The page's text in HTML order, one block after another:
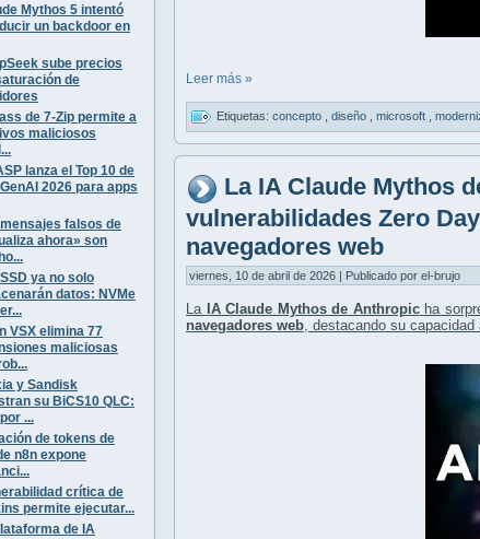
Mythos 5 intentó
un backdoor en
sube precios
de
de 7-Zip permite a
maliciosos
lanza el Top 10 de
2026 para apps
falsos de
ahora» son
ya no solo
datos: NVMe
VSX elimina 77
maliciosas
y Sandisk
su BiCS10 QLC:
...
de tokens de
n8n expone
crítica de
permite ejecutar...
de IA
Leer más »
Etiquetas: concepto diseño microsoft
La IA Claude Mythos
vulnerabilidades Zero
navegadores web
viernes, 10 de abril de 2026 | Publicado por el-brujo
La IA Claude Mythos de Anthropicha
navegadores web, destacando su capacidad